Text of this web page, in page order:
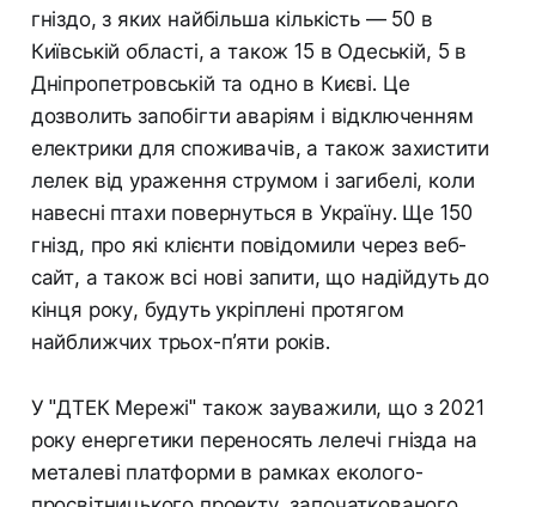
гніздо, з яких найбільша кількість — 50 в
Київській області, а також 15 в Одеській, 5 в
Дніпропетровській та одно в Києві. Це
дозволить запобігти аваріям і відключенням
електрики для споживачів, а також захистити
лелек від ураження струмом і загибелі, коли
навесні птахи повернуться в Україну. Ще 150
гнізд, про які клієнти повідомили через веб-
сайт, а також всі нові запити, що надійдуть до
кінця року, будуть укріплені протягом
найближчих трьох-п’яти років.
У "ДТЕК Мережі" також зауважили, що з 2021
року енергетики переносять лелечі гнізда на
металеві платформи в рамках еколого-